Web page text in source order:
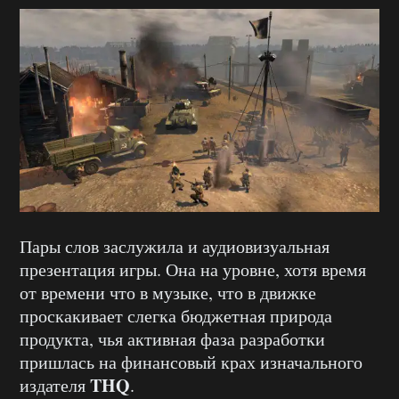
Пары слов заслужила и аудиовизуальная
презентация игры. Она на уровне, хотя время
от времени что в музыке, что в движке
проскакивает слегка бюджетная природа
продукта, чья активная фаза разработки
пришлась на финансовый крах изначального
издателяTHQ.